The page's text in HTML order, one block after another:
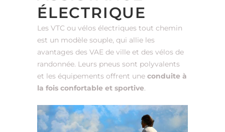
ÉLECTRIQUE
Les VTC ou vélos électriques tout chemin
est un modèle souple, qui allie les
avantages des VAE de ville et des vélos de
randonnée. Leurs pneus sont polyvalents
et les équipements offrent une conduite à
la fois confortable et sportive.